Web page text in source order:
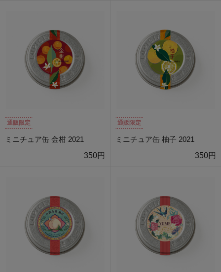
通販限定
ミニチュア缶 金柑 2021
350円
通販限定
ミニチュア缶 柚子 2021
350円